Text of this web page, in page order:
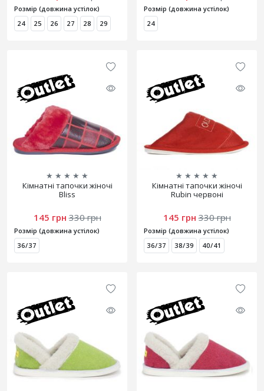
Розмір (довжина устілок)
24
25 26 27 28 29
Розмір (довжина устілок)
24
★ ★ ★ ★ ★
Кімнатні тапочки жіночі
Bliss
145 грн 330 грн
Розмір (довжина устілок)
36/37
★ ★ ★ ★ ★
Кімнатні тапочки жіночі
Rubin червоні
145 грн 330 грн
Розмір (довжина устілок)
36/37
38/39 40/41